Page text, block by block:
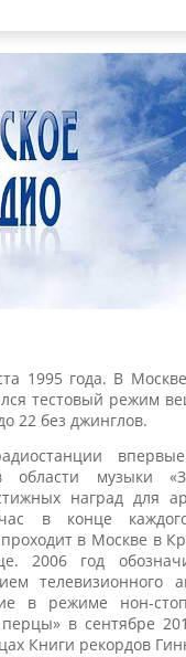
1995 года. В
тестовый режим
22 без джинглов.
музыки
наград для
в конце
в Москве в
2006 год
телевизионного
в режиме нон-
в сентябре
Книги рекордов